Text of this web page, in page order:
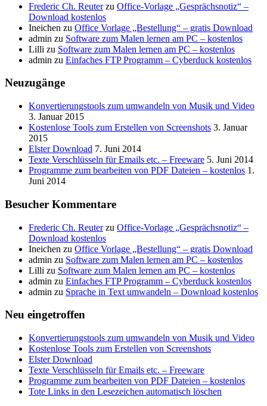
Frederic Ch. Reuterzu Office-Vorlage „Gesprächsnotiz“ –
Download kostenlos
Ineichen zu Office Vorlage „Bestellung“ – gratis Download
admin zu Software zum Malen lernen am PC – kostenlos
Lilli zu Software zum Malen lernen am PC – kostenlos
admin zu Einfaches FTP Programm – Cyberduck kostenlos
Neuzugänge
Konvertierungstools zum umwandeln von Musik und Video
3. Januar 2015
Kostenlose Tools zum Erstellen von Screenshots 3. Januar
2015
Elster Download 7. Juni 2014
Texte Verschlüsseln für Emails etc. – Freeware 5. Juni 2014
Programme zum bearbeiten von PDF Dateien – kostenlos 1.
Juni 2014
Besucher Kommentare
Frederic Ch. Reuterzu Office-Vorlage „Gesprächsnotiz“ –
Download kostenlos
Ineichen zu Office Vorlage „Bestellung“ – gratis Download
admin zu Software zum Malen lernen am PC – kostenlos
Lilli zu Software zum Malen lernen am PC – kostenlos
admin zu Einfaches FTP Programm – Cyberduck kostenlos
admin zu Sprache in Text umwandeln – Download kostenlos
Neu eingetroffen
Konvertierungstools zum umwandeln von Musik und Video
Kostenlose Tools zum Erstellen von Screenshots
Elster Download
Texte Verschlüsseln für Emails etc. – Freeware
Programme zum bearbeiten von PDF Dateien – kostenlos
Tote Links in den Lesezeichen automatisch löschen